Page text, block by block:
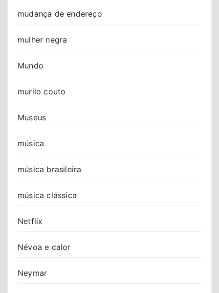
mudança de endereço
mulher negra
Mundo
murilo couto
Museus
música
música brasileira
música clássica
Netflix
Névoa e calor
Neymar